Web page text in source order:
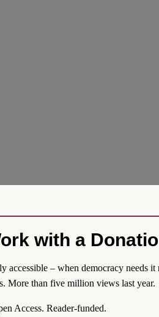
with a
accessible – when democracy needs it
More than five million views last year.
Access. Reader-funded.